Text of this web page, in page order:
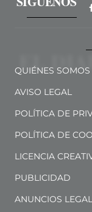
QUIÉNES SOMOS
AVISO LEGAL
POLÍTICA DE
POLÍTICA DE
LICENCIA
PUBLICIDAD
ANUNCIOS